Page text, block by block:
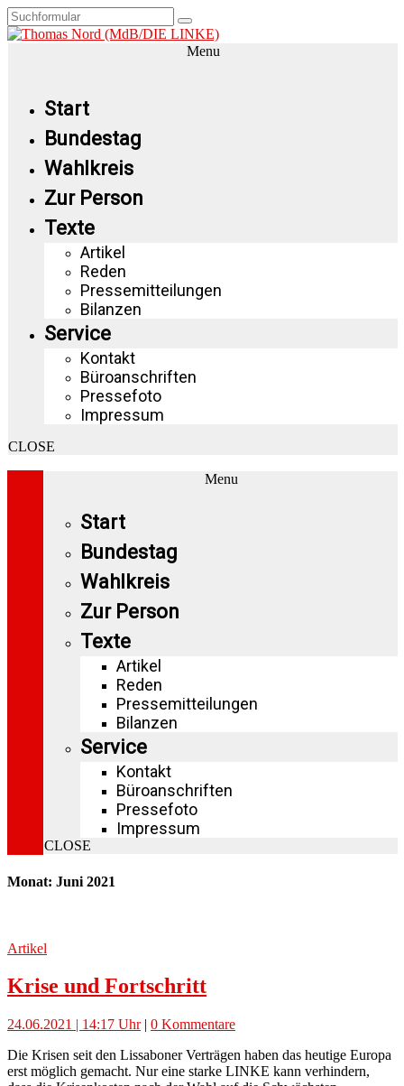
Menu
Start
Bundestag
Wahlkreis
Zur Person
Texte
Artikel
Reden
Pressemitteilungen
Bilanzen
Service
Kontakt
Büroanschriften
Pressefoto
Impressum
CLOSE
Menu
Start
Bundestag
Wahlkreis
Zur Person
Texte
Artikel
Reden
Pressemitteilungen
Bilanzen
Service
Kontakt
Büroanschriften
Pressefoto
Impressum
CLOSE
Monat: Juni 2021
Artikel
Krise und Fortschritt
24.06.2021 | 14:17 Uhr| 0 Kommentare
Die Krisen seit den Lissaboner Verträgen haben das heutige Europa
erst möglich gemacht. Nur eine starke LINKE kann verhindern,